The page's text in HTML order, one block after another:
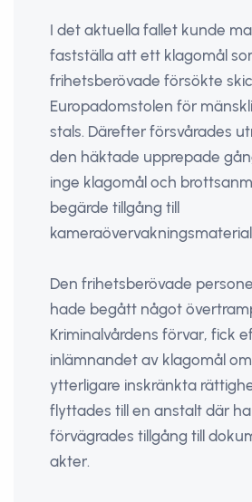
I det aktuella fallet kunde
fastställa att ett klagomål
frihetsberövade försökte
Europadomstolen för
stals. Därefter försvårades
den häktade upprepade
inge klagomål och
begärde tillgång till
Den frihetsberövade
hade begått något
Kriminalvårdens förvar, fick
inlämnandet av klagomål
ytterligare inskränkta
flyttades till en anstalt där
förvägrades tillgång till
akter.